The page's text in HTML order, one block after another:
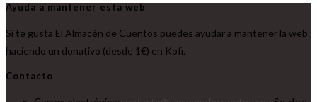
Ayuda a mantener esta web
Si te gusta El Almacén de Cuentos puedes ayudar a mantener la web
haciendo un donativo (desde 1€) en Kofi.
Contacto